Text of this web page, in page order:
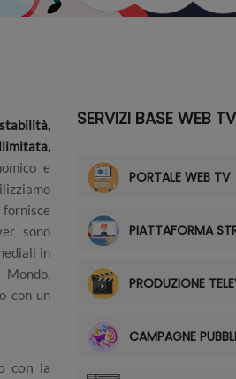
e
sono
in
con un
con la
SERVIZI BASE WEB TV
PORTALE WEB TV
PIATTAFORMA
PRODUZIONE
CAMPAGNE